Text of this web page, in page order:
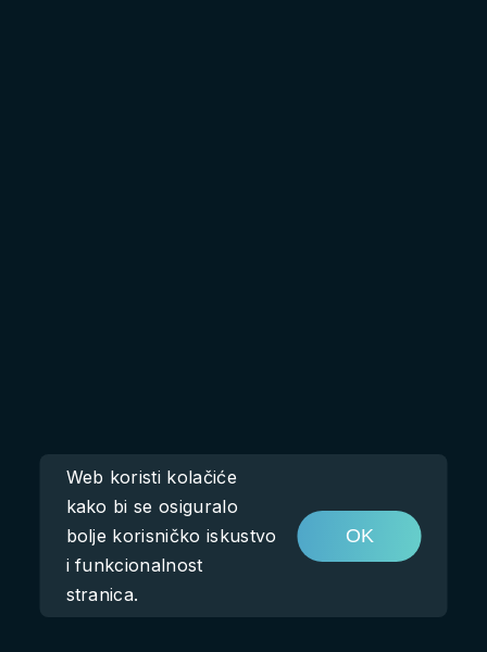
Web koristi kolačiće
kako bi se osiguralo
bolje korisničko iskustvo
i funkcionalnost
stranica.
OK